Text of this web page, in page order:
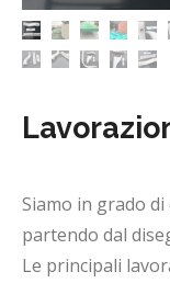
Siamo in grado
partendo dal
Le principali